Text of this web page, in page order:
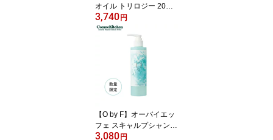
オイル トリロジー 20mL
オーガニック ローズヒッ
プ オイル スキンケア 美
容オイル ブースター 顔
フェイス 目元 潤い ハリ
つや 保湿 毛穴 シワ 乾燥
肌 敏感肌 ボディ ヘアケ
ア コスメ マッサージ 妊
娠線 化粧品 ギフト プチ
3,740円
【O by F】オーバイエッ
フェ スキャルプシャンプ
ー クール | クールシャン
3,080円